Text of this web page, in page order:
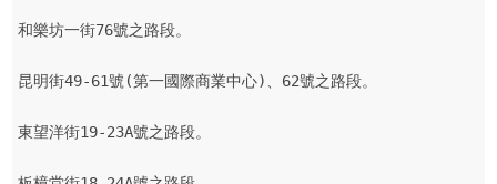
和樂坊一街76號之路段。
昆明街49-61號(第一國際商業中心)、62號之路段。
東望洋街19-23A號之路段。